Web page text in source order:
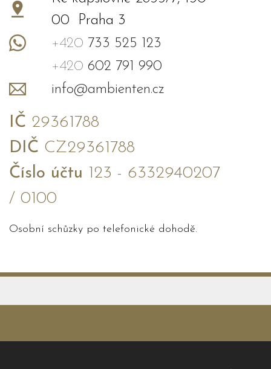
00 Praha 3
+420 733 525 123
+420 602 791 990
info@ambienten.cz
IČ 29361788
DIČ CZ29361788
Číslo účtu 123 - 6332940207
/ 0100
Osobní schůzky po telefonické dohodě.